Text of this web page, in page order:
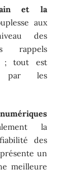
et la
aux
des
rappels
; tout est
par les
la
des
un
meilleure